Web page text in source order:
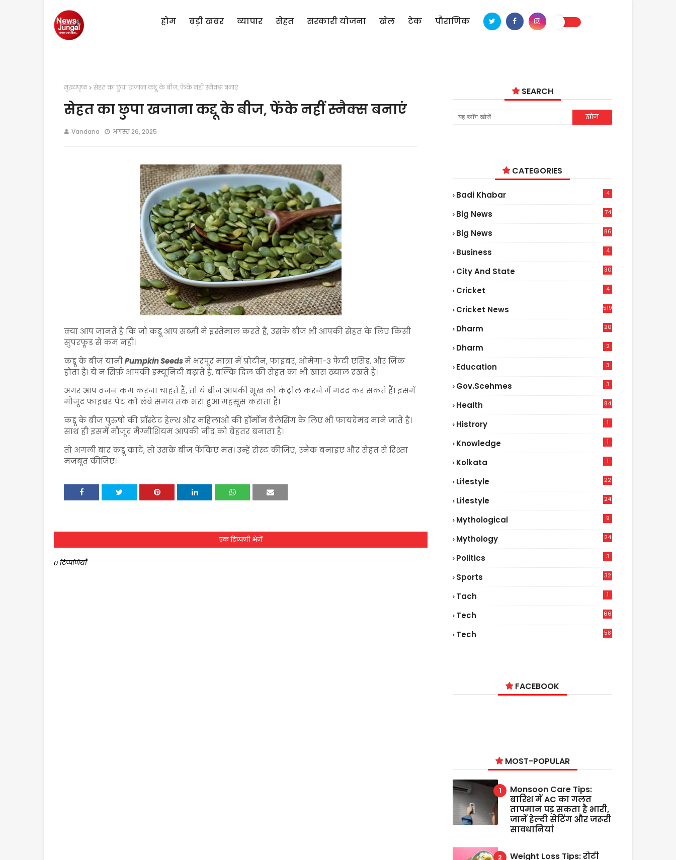
होम बड़ी खबर व्यापार सेहत सरकारी योजना खेल टेक पौराणिक
मुख्यपृष्ठ सेहत का छुपा खजाना कद्दू के बीज, फेंके नहीं स्नैक्स बनाएं
सेहत का छुपा खजाना कद्दू के बीज, फेंके नहीं स्नैक्स बनाएं
Vandana अगस्त 26, 2025
क्या आप जानते हैं कि जो कद्दू आप सब्ज़ी में इस्तेमाल करते हैं, उसके बीज भी आपकी सेहत के लिए किसी
सुपरफूड से कम नहीं।
कद्दू के बीज यानीPumpkin Seedsमें भरपूर मात्रा में प्रोटीन, फाइबर, ओमेगा-3 फैटी एसिड, और ज़िंक
होता है। ये न सिर्फ़ आपकी इम्यूनिटी बढ़ाते हैं, बल्कि दिल की सेहत का भी खास ख्याल रखते हैं।
अगर आप वजन कम करना चाहते हैं, तो ये बीज आपकी भूख को कंट्रोल करने में मदद कर सकते हैं। इसमें
मौजूद फाइबर पेट को लंबे समय तक भरा हुआ महसूस कराता है।
कद्दू के बीज पुरुषों की प्रॉस्टेट हेल्थ और महिलाओं की हॉर्मोन बैलेंसिंग के लिए भी फायदेमंद माने जाते हैं।
साथ ही इसमें मौजूद मैग्नीशियम आपकी नींद को बेहतर बनाता है।
तो अगली बार कद्दू काटें, तो उसके बीज फेंकिए मत। उन्हें रोस्ट कीजिए, स्नैक बनाइए और सेहत से रिश्ता
मजबूत कीजिए।
एक टिप्पणी भेजें
0 टिप्पणियाँ
SEARCH
CATEGORIES
Badi Khabar 4
Big News
74
Big News
86
Business 4
City And State 30
Cricket 4
Cricket News 519
Dharm 20
Dharm 2
Education 3
Gov.scehmes 3
Health
84
Histrory 1
Knowledge 1
Kolkata 1
Lifestyle
22
Lifestyle
24
Mythological 9
Mythology 24
Politics 3
Sports 32
Tach 1
Tech
66
Tech
58
FACEBOOK
MOST-POPULAR
Monsoon Care Tips:
बारिश में AC का गलत
तापमान पड़ सकता है भारी,
जानें हेल्दी सेटिंग और जरूरी
सावधानियां
Weight Loss Tips: रोटी